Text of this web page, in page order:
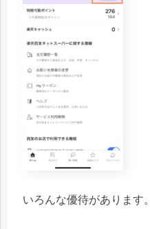
いろんな優待があります。